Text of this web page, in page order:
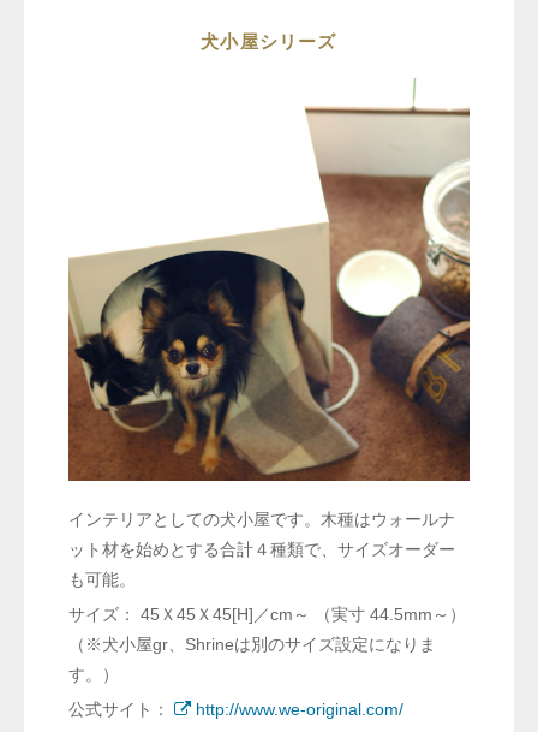
犬小屋シリーズ
インテリアとしての犬小屋です。木種はウォールナ
ット材を始めとする合計４種類で、サイズオーダー
も可能。
サイズ： 45Ｘ45Ｘ45[H]／cm～ （実寸 44.5mm～）
（※犬小屋gr、Shrineは別のサイズ設定になりま
す。）
公式サイト：
http://www.we-original.com/